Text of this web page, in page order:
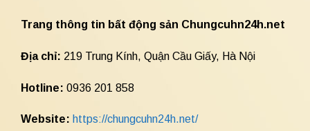
Trang thông tin bất động sản Chungcuhn24h.net
Địa chỉ: 219 Trung Kính, Quận Cầu Giấy, Hà Nội
Hotline: 0936 201 858
Website: https://chungcuhn24h.net/